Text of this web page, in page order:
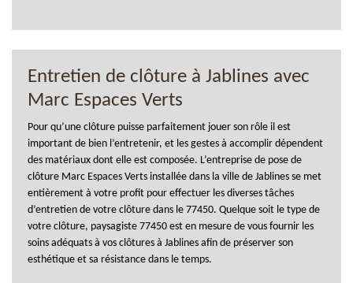
Entretien de clôture à Jablines avec
Marc Espaces Verts
Pour qu’une clôture puisse parfaitement jouer son rôle il est
important de bien l’entretenir, et les gestes à accomplir dépendent
des matériaux dont elle est composée. L’entreprise de pose de
clôture Marc Espaces Verts installée dans la ville de Jablines se met
entièrement à votre profit pour effectuer les diverses tâches
d’entretien de votre clôture dans le 77450. Quelque soit le type de
votre clôture, paysagiste 77450 est en mesure de vous fournir les
soins adéquats à vos clôtures à Jablines afin de préserver son
esthétique et sa résistance dans le temps.